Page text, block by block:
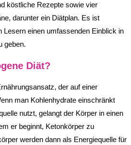
köstliche Rezepte sowie vier
darunter ein Diätplan. Es ist
Lesern einen umfassenden Einblick in
geben.
Diät?
der auf einer
man Kohlenhydrate einschränkt
nutzt, gelangt der Körper in einen
er beginnt, Ketonkörper zu
werden dann als Energiequelle für